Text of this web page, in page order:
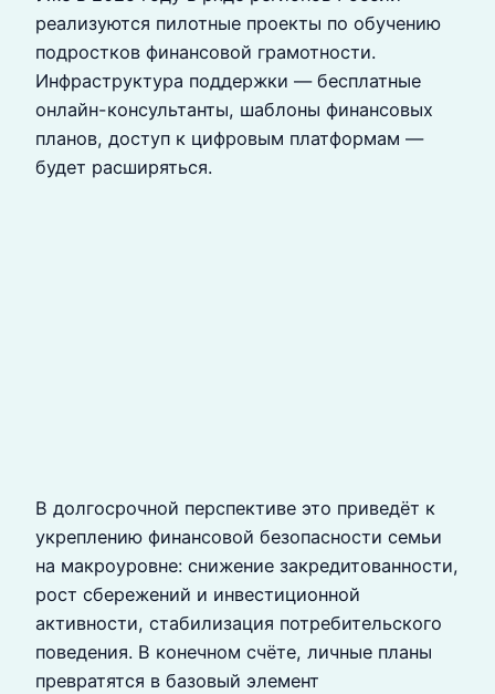
реализуются пилотные проекты по обучению
подростков финансовой грамотности.
Инфраструктура поддержки — бесплатные
онлайн-консультанты, шаблоны финансовых
планов, доступ к цифровым платформам —
будет расширяться.
В долгосрочной перспективе это приведёт к
укреплению финансовой безопасности семьи
на макроуровне: снижение закредитованности,
рост сбережений и инвестиционной
активности, стабилизация потребительского
поведения. В конечном счёте, личные планы
превратятся в базовый элемент